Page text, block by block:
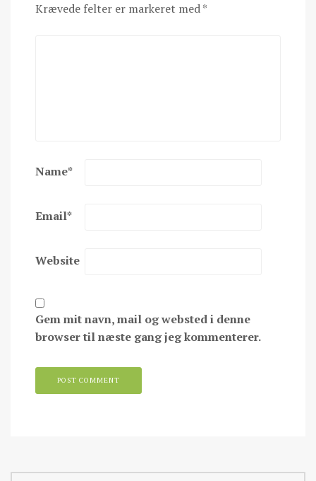
Krævede felter er markeret med*
Name*
Email*
Website
Gem mit navn, mail og websted i denne
browser til næste gang jeg kommenterer.